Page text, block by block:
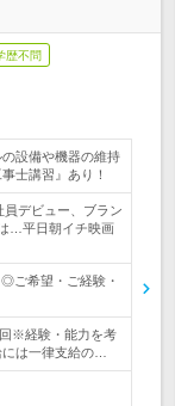
歴不問
の設備や機器の維持
士講習』あり！
デビュー、ブラン
…平日朝イチ映画
ご希望・ご経験・
※経験・能力を考
は一律支給の…